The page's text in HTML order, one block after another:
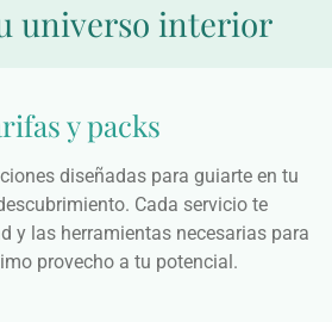
universo interior
y packs
diseñadas para guiarte en tu
Cada servicio te
y las herramientas necesarias para
provecho a tu potencial.